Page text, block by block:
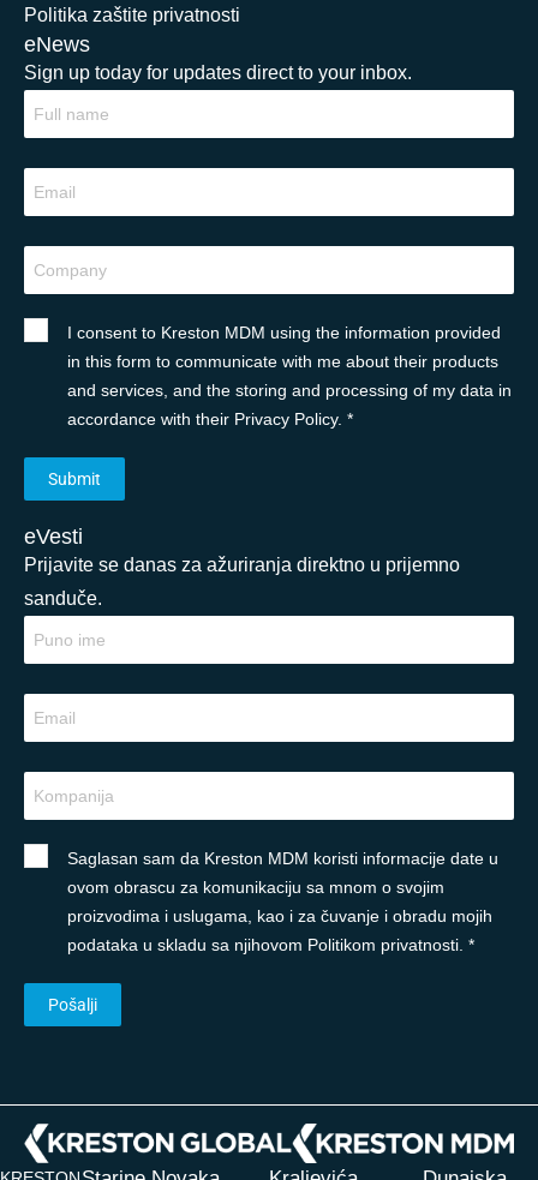
Politika zaštite privatnosti
eNews
Sign up today for updates direct to your inbox.
I consent to Kreston MDM using the information provided
in this form to communicate with me about their products
and services, and the storing and processing of my data in
accordance with their Privacy Policy. *
eVesti
Prijavite se danas za ažuriranja direktno u prijemno
sanduče.
Saglasan sam da Kreston MDM koristi informacije date u
ovom obrascu za komunikaciju sa mnom o svojim
proizvodima i uslugama, kao i za čuvanje i obradu mojih
podataka u skladu sa njihovom Politikom privatnosti. *